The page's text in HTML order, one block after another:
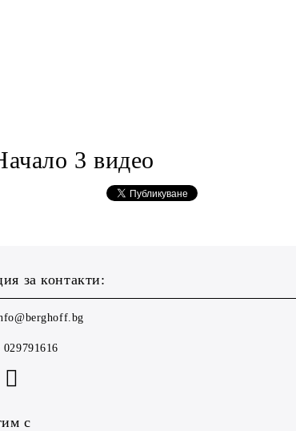
3 видео
за контакти:
029791616
с